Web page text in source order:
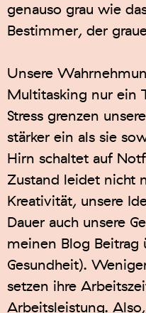
genauso grau wie
Bestimmer, der
Unsere
Multitasking nur ein
Stress grenzen
stärker ein als sie
Hirn schaltet auf
Zustand leidet nicht
Kreativität, unsere
Dauer auch unsere
meinen Blog Beitrag
Gesundheit).
setzen ihre
Arbeitsleistung.